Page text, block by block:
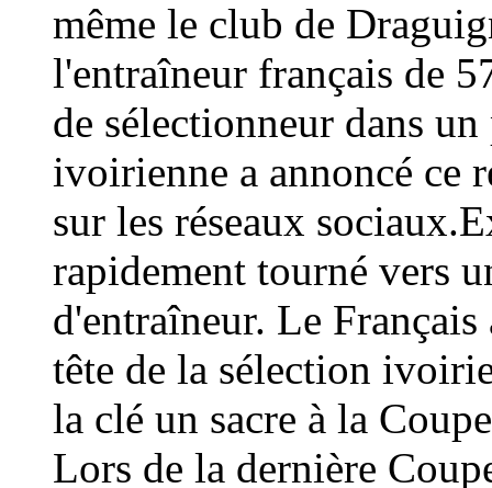
même le club de
l'entraîneur français de
de sélectionneur dans
ivoirienne a annoncé ce
sur les réseaux
rapidement tourné vers
d'entraîneur. Le
tête de la sélection
la clé un sacre à la
Lors de la dernière